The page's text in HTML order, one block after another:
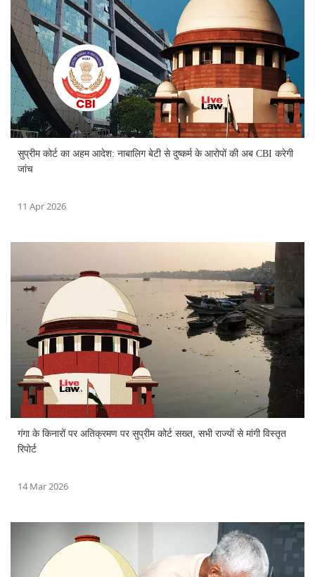
सुप्रीम कोर्ट का अहम आदेश: नाबालिग बेटी से दुष्कर्म के आरोपों की अब CBI करेगी
जांच
11 Apr 2026
गंगा के किनारों पर अतिक्रमण पर सुप्रीम कोर्ट सख्त, सभी राज्यों से मांगी विस्तृत
रिपोर्ट
14 Mar 2026